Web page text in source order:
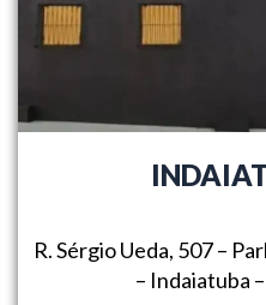
R. Sérgio Ueda, 507 –
– Indaiatuba